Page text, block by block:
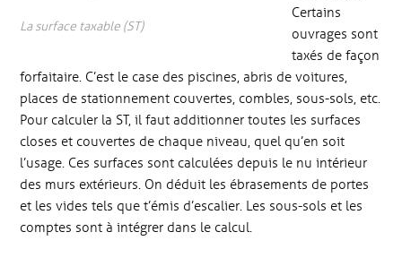
La surface taxable (ST)
Certains
ouvrages sont
taxés de façon
forfaitaire. C’est le case des piscines, abris de voitures,
places de stationnement couvertes, combles, sous-sols, etc.
Pour calculer la ST, il faut additionner toutes les surfaces
closes et couvertes de chaque niveau, quel qu’en soit
l’usage. Ces surfaces sont calculées depuis le nu intérieur
des murs extérieurs. On déduit les ébrasements de portes
et les vides tels que t’émis d’escalier. Les sous-sols et les
comptes sont à intégrer dans le calcul.